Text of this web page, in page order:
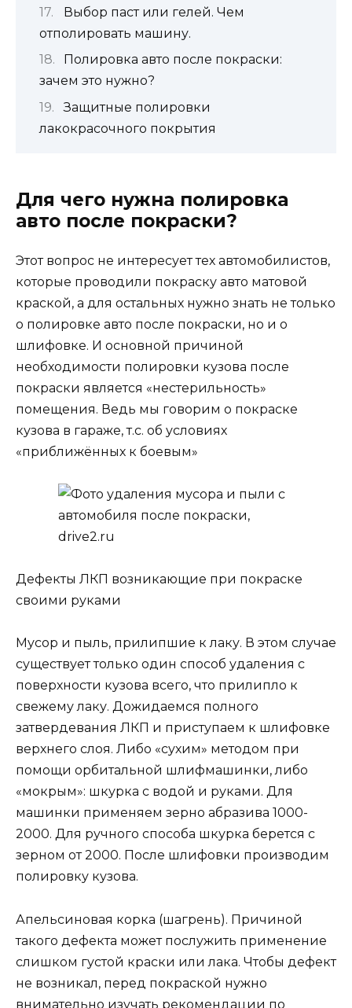
Выбор паст или гелей. Чем
отполировать машину.
Полировка авто после покраски:
зачем это нужно?
Защитные полировки
лакокрасочного покрытия
Для чего нужна полировка
авто после покраски?
Этот вопрос не интересует тех автомобилистов,
которые проводили покраску авто матовой
краской, а для остальных нужно знать не только
о полировке авто после покраски, но и о
шлифовке. И основной причиной
необходимости полировки кузова после
покраски является «нестерильность»
помещения. Ведь мы говорим о покраске
кузова в гараже, т.с. об условиях
«приближённых к боевым»
Дефекты ЛКП возникающие при покраске
своими руками
Мусор и пыль, прилипшие к лаку. В этом случае
существует только один способ удаления с
поверхности кузова всего, что прилипло к
свежему лаку. Дожидаемся полного
затвердевания ЛКП и приступаем к шлифовке
верхнего слоя. Либо «сухим» методом при
помощи орбитальной шлифмашинки, либо
«мокрым»: шкурка с водой и руками. Для
машинки применяем зерно абразива 1000-
2000. Для ручного способа шкурка берется с
зерном от 2000. После шлифовки производим
полировку кузова.
Апельсиновая корка (шагрень). Причиной
такого дефекта может послужить применение
слишком густой краски или лака. Чтобы дефект
не возникал, перед покраской нужно
внимательно изучать рекомендации по